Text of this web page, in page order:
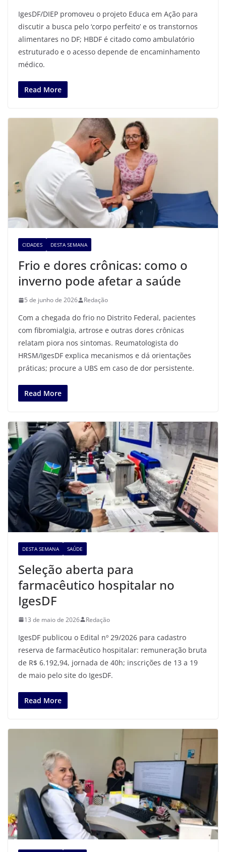
IgesDF/DIEP promoveu o projeto Educa em Ação para
discutir a busca pelo ‘corpo perfeito’ e os transtornos
alimentares no DF; HBDF é citado como ambulatório
estruturado e o acesso depende de encaminhamento
médico.
Read More
CIDADES DESTA SEMANA
Frio e dores crônicas: como o
inverno pode afetar a saúde
5 de junho de 2026 Redação
Com a chegada do frio no Distrito Federal, pacientes
com fibromialgia, artrose e outras dores crônicas
relatam piora nos sintomas. Reumatologista do
HRSM/IgesDF explica mecanismos e dá orientações
práticas; procure a UBS em caso de dor persistente.
Read More
DESTA SEMANA SAÚDE
Seleção aberta para
farmacêutico hospitalar no
IgesDF
13 de maio de 2026 Redação
IgesDF publicou o Edital nº 29/2026 para cadastro
reserva de farmacêutico hospitalar: remuneração bruta
de R$ 6.192,94, jornada de 40h; inscrições de 13 a 19
de maio pelo site do IgesDF.
Read More